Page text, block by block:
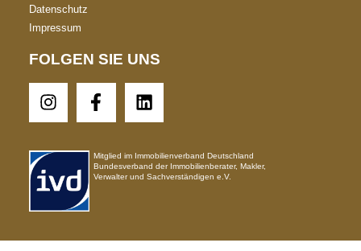
Datenschutz
Impressum
FOLGEN SIE UNS
Mitglied im Immobilienverband Deutschland
Bundesverband der Immobilienberater, Makler,
Verwalter und Sachverständigen e.V.